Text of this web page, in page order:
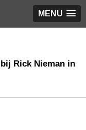
MENU
Rick Nieman in